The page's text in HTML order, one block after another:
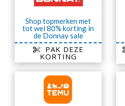
Shop topmerken met
tot wel 80% korting in
de Donnay sale
PAK DEZE
KORTING